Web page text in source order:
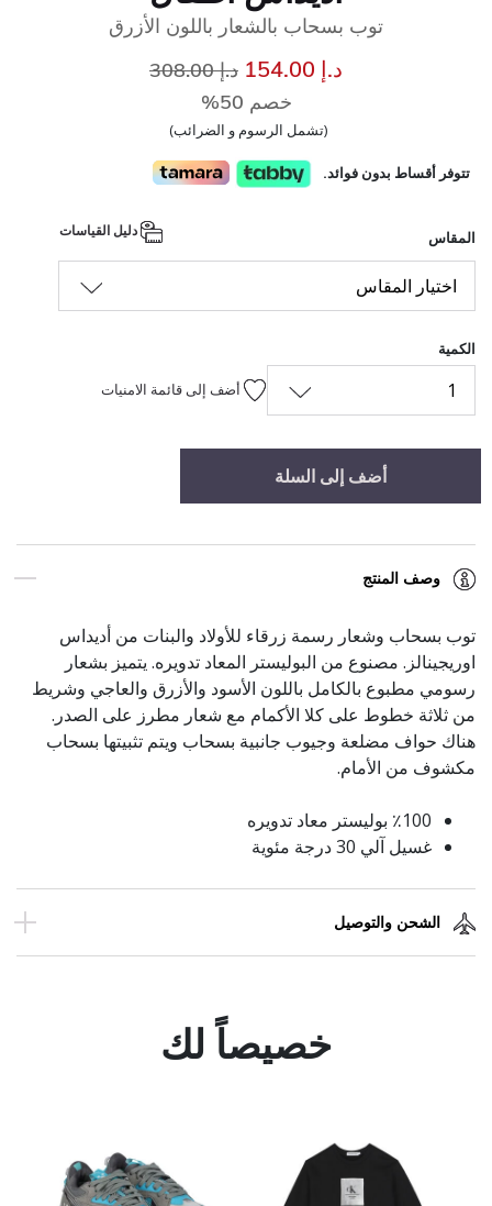
توب بسحاب بالشعار باللون الأزرق
د.إ 154.00 سعر مخفض مند.إ 308.00
خصم 50%
(تشمل الرسوم و الضرائب)
تتوفر أقساط بدون فوائد.
المقاس
اختيار المقاس
الكمية
1 أضف إلى قائمة الامنيات
أضف إلى السلة
وصف المنتج
توب بسحاب وشعار رسمة زرقاء للأولاد والبنات من أديداس
اوريجينالز. مصنوع من البوليستر المعاد تدويره. يتميز بشعار
رسومي مطبوع بالكامل باللون الأسود والأزرق والعاجي وشريط
من ثلاثة خطوط على كلا الأكمام مع شعار مطرز على الصدر.
هناك حواف مضلعة وجيوب جانبية بسحاب ويتم تثبيتها بسحاب
مكشوف من الأمام.
٪100 بوليستر معاد تدويره
غسيل آلي 30 درجة مئوية
الشحن والتوصيل
خصيصاً لك